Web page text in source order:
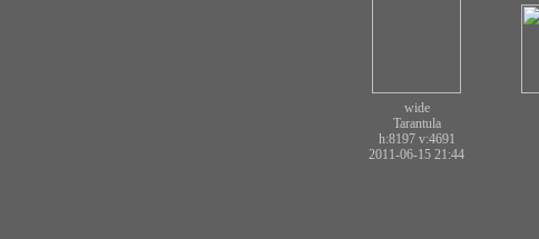
wide
Tarantula
h:8197 v:4691
2011-06-15 21:44